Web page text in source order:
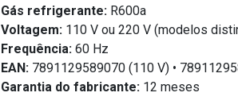
Gás refrigerante: R600a
Voltagem: 110 V ou 220 V (modelos
Frequência: 60 Hz
EAN: 7891129589070 (110 V) •
Garantia do fabricante: 12 meses